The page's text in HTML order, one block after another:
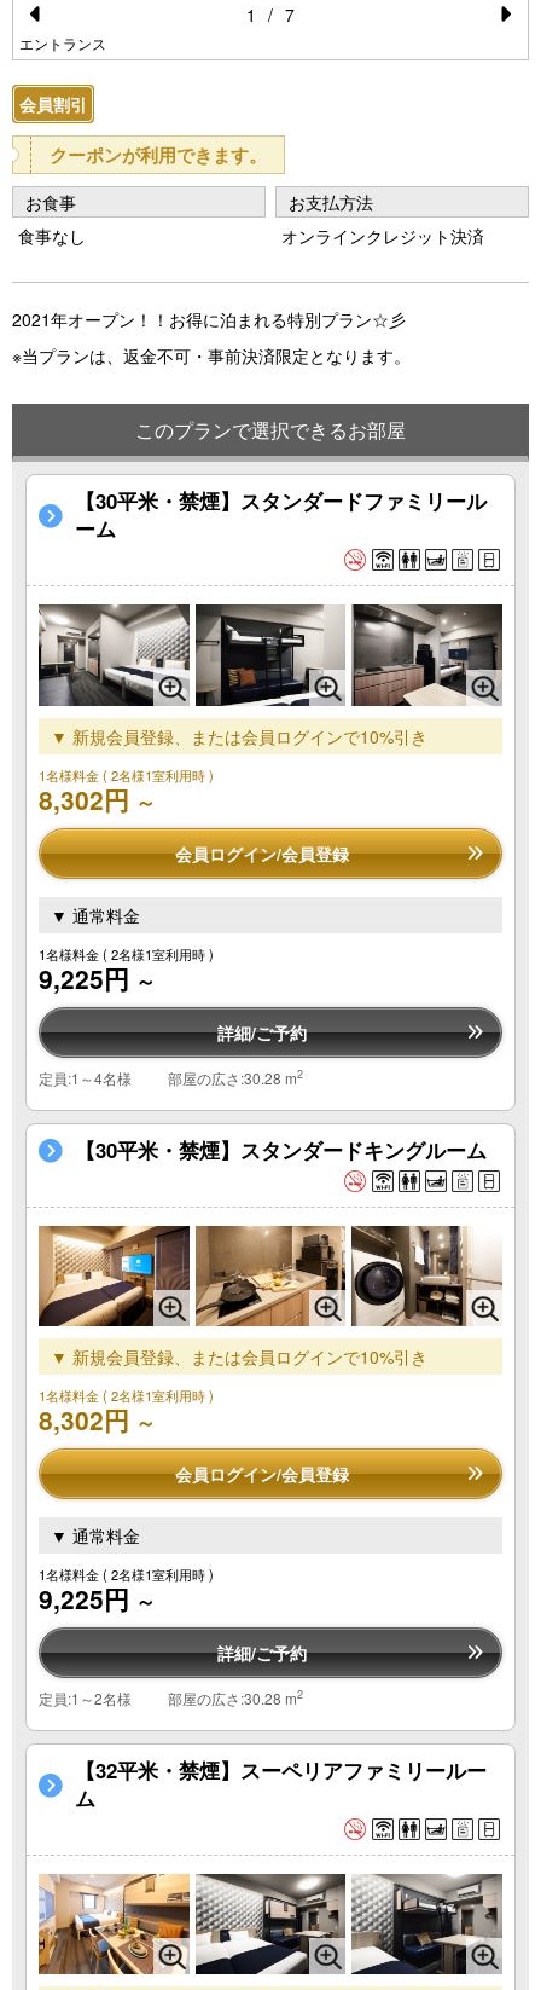
Pr
e
vi
u
s
エントランス
1 / 7
会員割引
クーポンが利用できます。
お食事
食事なし
お支払方法
オンラインクレジット決済
2021年オープン！！お得に泊まれる特別プラン☆彡
※当プランは、返金不可・事前決済限定となります。
このプランで選択できるお部屋
【30平米・禁煙】スタンダードファミリール
ーム
▼ 新規会員登録、または会員ログインで10%引き
1名様料金( 2名様1室利用時 )
8,302円 ～
会員ログイン/会員登録
▼ 通常料金
1名様料金( 2名様1室利用時 )
9,225円 ～
詳細/ご予約
定員:1～4名様 部屋の広さ:30.28 m2
【30平米・禁煙】スタンダードキングルーム
▼ 新規会員登録、または会員ログインで10%引き
1名様料金( 2名様1室利用時 )
8,302円 ～
会員ログイン/会員登録
▼ 通常料金
1名様料金( 2名様1室利用時 )
9,225円 ～
詳細/ご予約
定員:1～2名様 部屋の広さ:30.28 m2
【32平米・禁煙】スーペリアファミリールー
ム